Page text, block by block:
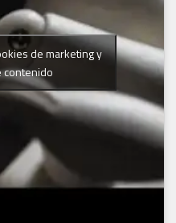
de marketing y
contenido